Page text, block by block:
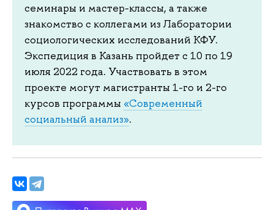
семинары и мастер-классы, а также
знакомство с коллегами из Лаборатории
социологических исследований КФУ.
Экспедиция в Казань пройдет с 10 по 19
июля 2022 года. Участвовать в этом
проекте могут магистранты 1-го и 2-го
курсов программы «Современный
социальный анализ».